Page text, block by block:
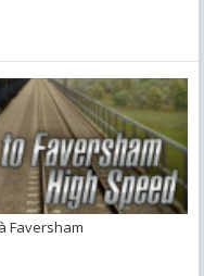
Faversham